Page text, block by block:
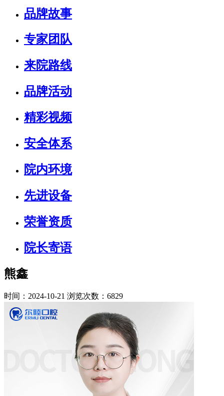
品牌故事
专家团队
来院路线
品牌活动
精彩视频
安全体系
院内环境
先进设备
荣誉资质
院长寄语
熊鑫
时间：2024-10-21 浏览次数：6829